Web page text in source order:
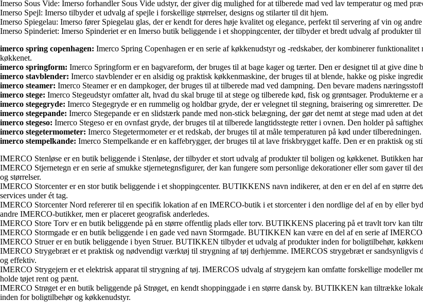
Imerso Sous Vide: Imerso forhandler Sous Vide udstyr, der giver dig mulighed for at tilberede mad ved lav temperatur og med
Imerso Spejl: Imerso tilbyder et udvalg af spejle i forskellige størrelser, designs og stilarter til dit hjem.
Imerso Spiegelau: Imerso fører Spiegelau glas, der er kendt for deres høje kvalitet og elegance, perfekt til servering af vin og
Imerso Spinderiet: Imerso Spinderiet er en Imerso butik beliggende i et shoppingcenter, der tilbyder et bredt udvalg af produkter til
imerco spring copenhagen: Imerco Spring Copenhagen er en serie af køkkenudstyr og -redskaber, der kombinerer
køkkenet.
imerco springform: Imerco Springform er en bagvareform, der bruges til at bage kager og tærter. Den er designet til at give
imerco stavblender: Imerco stavblender er en alsidig og praktisk køkkenmaskine, der bruges til at blende, hakke og piske
imerco steamer: Imerco Steamer er en dampkoger, der bruges til at tilberede mad ved dampning. Den bevare madens
imerco stege: Imerco Stegeudstyr omfatter alt, hvad du skal bruge til at stege og tilberede kød, fisk og grøntsager. Produkterne er
imerco stegegryde: Imerco Stegegryde er en rummelig og holdbar gryde, der er velegnet til stegning, braisering og simreretter.
imerco stegepande: Imerco Stegepande er en slidstærk pande med non-stick belægning, der gør det nemt at stege mad uden at
imerco stegeso: Imerco Stegeso er en ovnfast gryde, der bruges til at tilberede langtidsstegte retter i ovnen. Den holder på
imerco stegetermometer: Imerco Stegetermometer er et redskab, der bruges til at måle temperaturen på kød under
imerco stempelkande: Imerco Stempelkande er en kaffebrygger, der bruges til at lave friskbrygget kaffe. Den er en praktisk og
IMERCO Stenløse er en butik beliggende i Stenløse, der tilbyder et stort udvalg af produkter til boligen og køkkenet. Butikken
IMERCO Stjernetegn er en serie af smukke stjernetegnsfigurer, der kan fungere som personlige dekorationer eller som gaver til
og størrelser.
IMERCO Storcenter er en stor butik beliggende i et shoppingcenter. BUTIKKENS navn indikerer, at den er en del af en større
services under ét tag.
IMERCO Storcenter Nord refererer til en specifik lokation af en IMERCO-butik i et storcenter i den nordlige del af en by eller
andre IMERCO-butikker, men er placeret geografisk anderledes.
IMERCO Store Torv er en butik beliggende på en større offentlig plads eller torv. BUTIKKENS placering på et travlt torv kan
IMERCO Stormgade er en butik beliggende i en gade ved navn Stormgade. BUTIKKEN kan være en del af en serie af
IMERCO Struer er en butik beliggende i byen Struer. BUTIKKEN tilbyder et udvalg af produkter inden for boligtilbehør,
IMERCO Strygebræt er et praktisk og nødvendigt værktøj til strygning af tøj derhjemme. IMERCOS strygebræt er sandsynligvis
og effektiv.
IMERCO Strygejern er et elektrisk apparat til strygning af tøj. IMERCOS udvalg af strygejern kan omfatte forskellige modeller
holde tøjet rent og pænt.
IMERCO Strøget er en butik beliggende på Strøget, en kendt shoppinggade i en større dansk by. BUTIKKEN kan tiltrække
inden for boligtilbehør og køkkenudstyr.